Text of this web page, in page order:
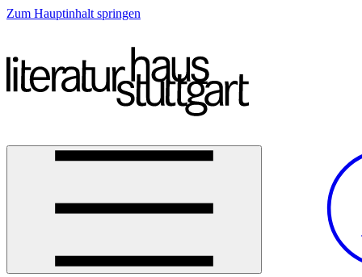
Zum Hauptinhalt springen